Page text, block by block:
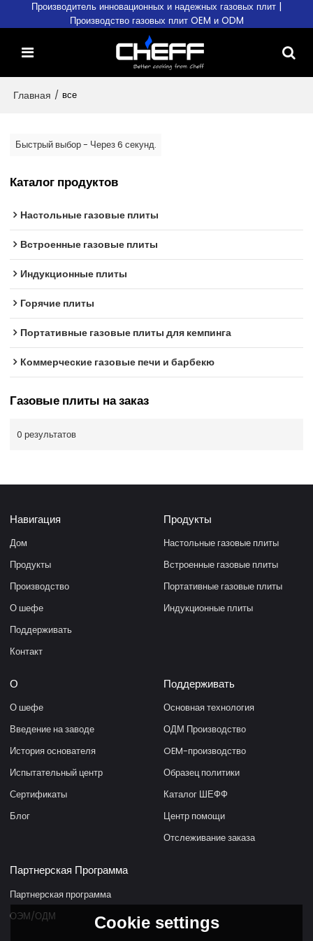
Производитель инновационных и надежных газовых плит |
Производство газовых плит OEM и ODM
Главная / все
Быстрый выбор - Через 6 секунд.
Каталог продуктов
Настольные газовые плиты
Встроенные газовые плиты
Индукционные плиты
Горячие плиты
Портативные газовые плиты для кемпинга
Коммерческие газовые печи и барбекю
Газовые плиты на заказ
0 результатов
Навигация
Дом
Продукты
Производство
О шефе
Поддерживать
Контакт
Продукты
Настольные газовые плиты
Встроенные газовые плиты
Портативные газовые плиты
Индукционные плиты
О
О шефе
Введение на заводе
История основателя
Испытательный центр
Сертификаты
Блог
Поддерживать
Основная технология
ОДМ Производство
OEM-производство
Образец политики
Каталог ШЕФФ
Центр помощи
Отслеживание заказа
Партнерская Программа
Партнерская программа
ОЭМ/ОДМ
Cookie settings